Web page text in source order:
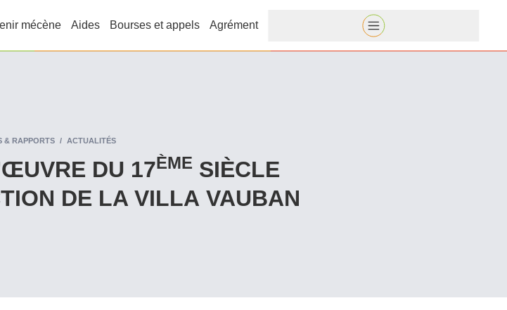
mécène Aides Bourses et appels Agrément
& RAPPORTS ACTUALITÉS
DU 17ÈME SIÈCLE
DE LA VILLA VAUBAN